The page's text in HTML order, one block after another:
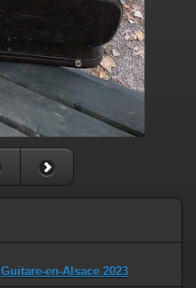
Guitare-en-Alsace 2023